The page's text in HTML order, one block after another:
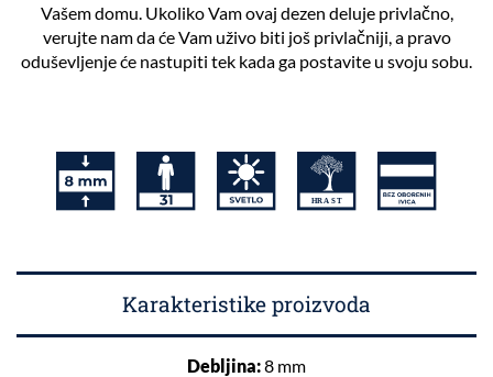
Vašem domu. Ukoliko Vam ovaj dezen deluje privlačno,
verujte nam da će Vam uživo biti još privlačniji, a pravo
oduševljenje će nastupiti tek kada ga postavite u svoju sobu.
Karakteristike proizvoda
Debljina:8 mm